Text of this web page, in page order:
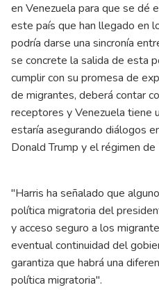
en Venezuela para que se dé
este país que han llegado en
podría darse una sincronía
se concrete la salida de esta
cumplir con su promesa de
de migrantes, deberá contar
receptores y Venezuela tiene
estaría asegurando diálogos
Donald Trump y el régimen de
"Harris ha señalado que
política migratoria del
y acceso seguro a los
eventual continuidad del
garantiza que habrá una
política migratoria".